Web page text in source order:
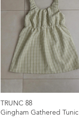
TRUNC 88
Gingham Gathered Tunic